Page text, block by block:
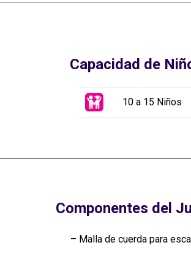
Capacidad de
10 a 15 Niños
Componentes del
– Malla de cuerda para